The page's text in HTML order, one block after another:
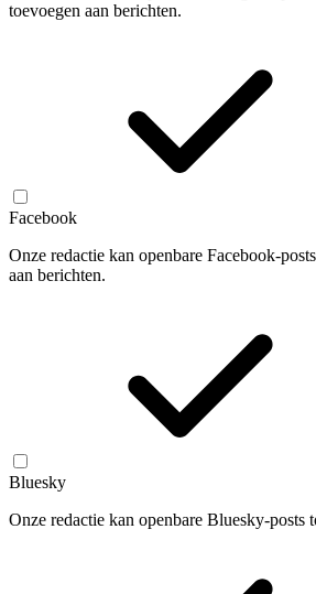
toevoegen aan berichten.
Facebook
Onze redactie kan openbare Facebook-
aan berichten.
Bluesky
Onze redactie kan openbare Bluesky-posts